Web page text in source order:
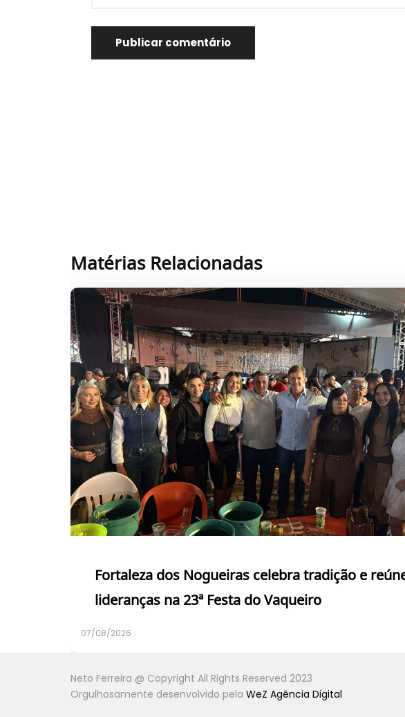
Matérias Relacionadas
Fortaleza dos Nogueiras celebra tradição e
lideranças na 23ª Festa do Vaqueiro
07/08/2026
Neto Ferreira @ Copyright All Rights Reserved 2023
Orgulhosamente desenvolvido pela WeZ Agência Digital